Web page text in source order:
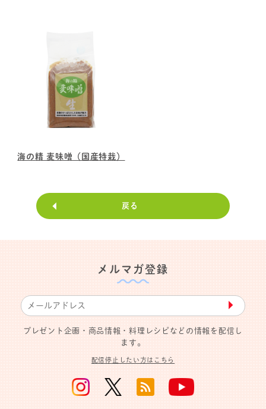
海の精 麦味噌（国産特栽）
戻る
メルマガ登録
▶︎
プレゼント企画・商品情報・料理レシピなどの情報を配信し
ます。
配信停止したい方はこちら